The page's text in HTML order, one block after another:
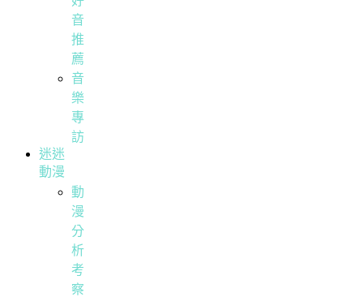
音
推
薦
音
樂
專
訪
迷迷
動漫
動
漫
分
析
考
察